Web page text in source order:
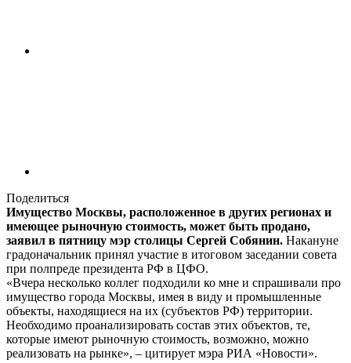
Поделиться
Имущество Москвы, расположенное в других регионах и
имеющее рыночную стоимость, может быть продано,
заявил в пятницу мэр столицы Сергей Собянин. Накануне
градоначальник принял участие в итоговом заседании совета
при полпреде президента РФ в ЦФО.
«Вчера несколько коллег подходили ко мне и спрашивали про
имущество города Москвы, имея в виду и промышленные
объекты, находящиеся на их (субъектов РФ) территории.
Необходимо проанализировать состав этих объектов, те,
которые имеют рыночную стоимость, возможно, можно
реализовать на рынке», – цитирует мэра РИА «Новости».